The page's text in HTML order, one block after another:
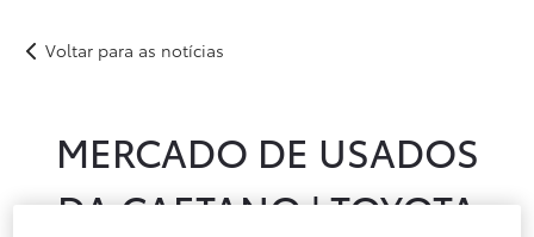
Instalações
Campanha Caetano GO
Voltar para as notícias
MERCADO DE USADOS
DA CAETANO | TOYOTA